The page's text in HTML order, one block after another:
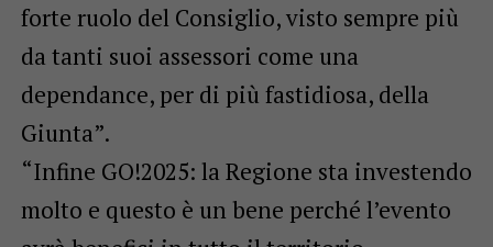
forte ruolo del Consiglio, visto sempre più
da tanti suoi assessori come una
dependance, per di più fastidiosa, della
Giunta”.
“Infine GO!2025: la Regione sta investendo
molto e questo è un bene perché l’evento